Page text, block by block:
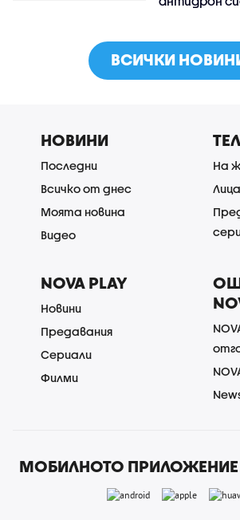
ВСИЧКИ
НОВИНИ
Последни
Всичко от днес
Моята новина
Видео
На
NOVA PLAY
Новини
Предавания
Сериали
Филми
МОБИЛНОТО ПРИЛОЖЕНИЕ